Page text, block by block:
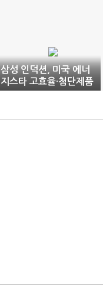
삼성 인덕션, 미국 에너
지스타 고효율·첨단제품
상